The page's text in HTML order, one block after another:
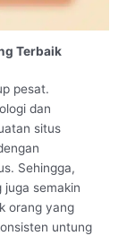
Terbaik
pesat.
dan
situs
Sehingga,
juga semakin
orang yang
untung